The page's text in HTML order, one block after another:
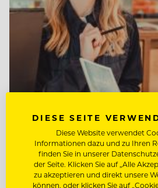
TOP ARBEITGEBER
Tirol Lodge Ellmau
6352 Ellmau, Österreich
DIESE SEITE
Diese Website verwendet
Informationen dazu und zu Ihren
finden Sie in unserer
der Seite. Klicken Sie auf „Alle
zu akzeptieren und direkt unsere
können, oder klicken Sie auf